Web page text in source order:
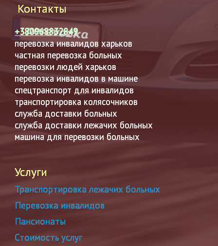
Контакты
+380968832849
перевозка инвалидов харьков
частная перевозка больных
перевозки людей харьков
перевозка инвалидов в машине
спецтранспорт для инвалидов
транспортировка колясочников
служба доставки больных
служба доставки лежачих больных
машина для перевозки больных
Услуги
Транспортировка лежачих больных
Перевозка инвалидов
Пансионаты
Стоимость услуг